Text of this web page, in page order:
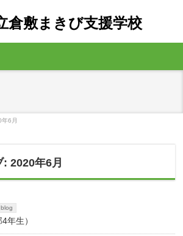
倉敷まきび支援学校
年6月
2020年6月
blog
年生）